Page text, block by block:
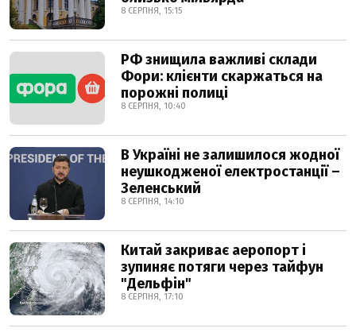
8 СЕРПНЯ, 15:15
РФ знищила важливі склади
Фори: клієнти скаржаться на
порожні полиці
8 СЕРПНЯ, 10:40
В Україні не залишилося жодної
неушкодженої електростанції –
Зеленський
8 СЕРПНЯ, 14:10
Китай закриває аеропорт і
зупиняє потяги через тайфун
"Дельфін"
8 СЕРПНЯ, 17:10